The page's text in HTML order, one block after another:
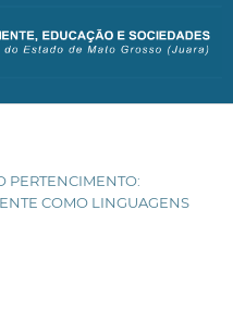
PERTENCIMENTO:
COMO LINGUAGENS